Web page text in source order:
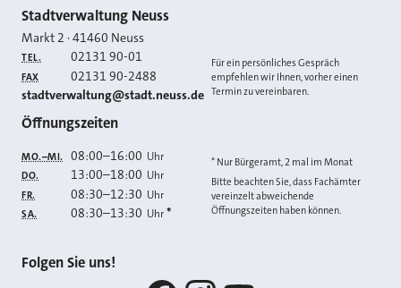
Kontakt
Stadtverwaltung Neuss
Markt 2 ·41460 Neuss
TEL. 02131 90-01
FAX 02131 90-2488
E-MAIL
stadtverwaltung@stadt.neuss.de
Für ein persönliches Gespräch
empfehlen wir Ihnen, vorher einen
Termin zu vereinbaren.
Öffnungszeiten
MO.–MI. 08:00–16:00 Uhr
DO. 13:00–18:00 Uhr
FR. 08:30–12:30 Uhr
SA. 08:30–13:30 Uhr *
* Nur Bürgeramt, 2 mal im Monat
Bitte beachten Sie, dass Fachämter
vereinzelt abweichende
Öffnungszeiten haben können.
Folgen Sie uns!